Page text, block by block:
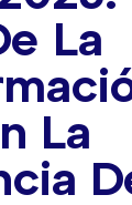
La
La